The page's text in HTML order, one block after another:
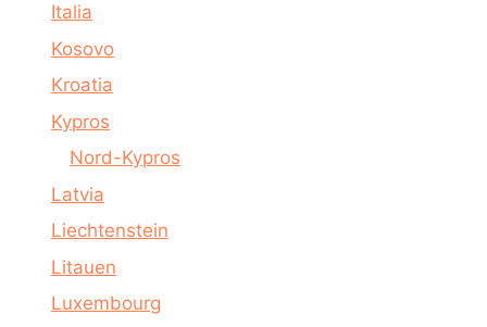
Italia
Kosovo
Kroatia
Kypros
Nord-Kypros
Latvia
Liechtenstein
Litauen
Luxembourg